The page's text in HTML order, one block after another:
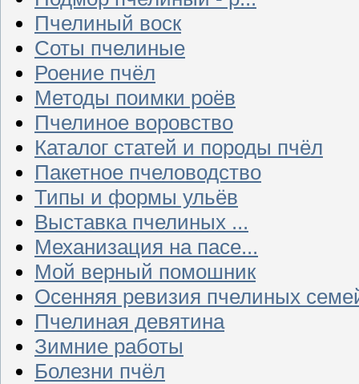
Пчелиный воск
Соты пчелиные
Роение пчёл
Методы поимки роёв
Пчелиное воровство
Каталог статей и породы пчёл
Пакетное пчеловодство
Типы и формы ульёв
Выставка пчелиных ...
Механизация на пасе...
Мой верный помошник
Осенняя ревизия пчелиных
Пчелиная девятина
Зимние работы
Болезни пчёл